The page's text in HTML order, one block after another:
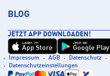
BLOG
JETZT APP DOWNLOADEN!
Laden im
App Store
Jetzt bei
Google Play
Impressum AGB Datenschutz
Datenschutzeinstellungen